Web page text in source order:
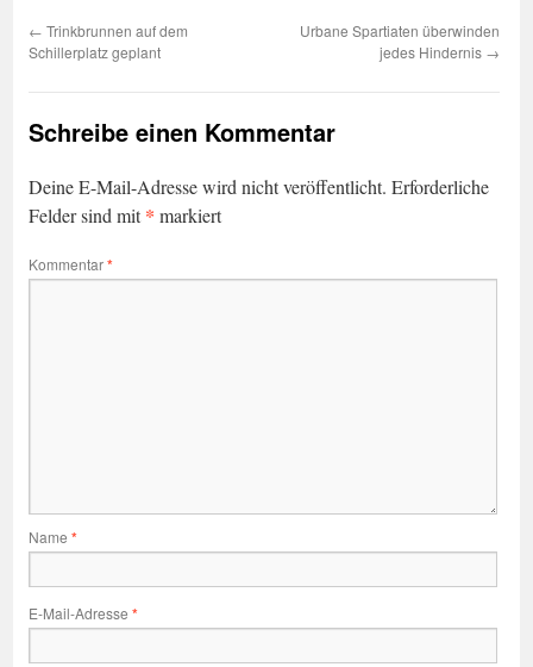
← Trinkbrunnen auf dem
Schillerplatz geplant
Urbane Spartiaten überwinden
jedes Hindernis →
Schreibe einen Kommentar
Deine E-Mail-Adresse wird nicht veröffentlicht. Erforderliche
Felder sind mit* markiert
Kommentar*
Name *
E-Mail-Adresse *